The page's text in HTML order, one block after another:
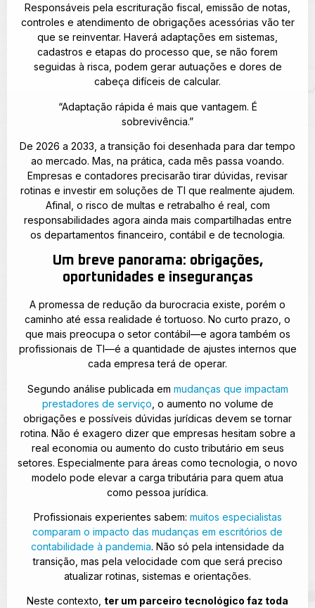
Responsáveis pela escrituração fiscal, emissão de notas,
controles e atendimento de obrigações acessórias vão ter
que se reinventar. Haverá adaptações em sistemas,
cadastros e etapas do processo que, se não forem
seguidas à risca, podem gerar autuações e dores de
cabeça difíceis de calcular.
“Adaptação rápida é mais que vantagem. É
sobrevivência.”
De 2026 a 2033, a transição foi desenhada para dar tempo
ao mercado. Mas, na prática, cada mês passa voando.
Empresas e contadores precisarão tirar dúvidas, revisar
rotinas e investir em soluções de TI que realmente ajudem.
Afinal, o risco de multas e retrabalho é real, com
responsabilidades agora ainda mais compartilhadas entre
os departamentos financeiro, contábil e de tecnologia.
Um breve panorama: obrigações,
oportunidades e inseguranças
A promessa de redução da burocracia existe, porém o
caminho até essa realidade é tortuoso. No curto prazo, o
que mais preocupa o setor contábil—e agora também os
profissionais de TI—é a quantidade de ajustes internos que
cada empresa terá de operar.
Segundo análise publicada em mudanças que impactam
prestadores de serviço , o aumento no volume de
obrigações e possíveis dúvidas jurídicas devem se tornar
rotina. Não é exagero dizer que empresas hesitam sobre a
real economia ou aumento do custo tributário em seus
setores. Especialmente para áreas como tecnologia, o novo
modelo pode elevar a carga tributária para quem atua
como pessoa jurídica.
Profissionais experientes sabem: muitos especialistas
comparam o impacto das mudanças em escritórios de
contabilidade à pandemia. Não só pela intensidade da
transição, mas pela velocidade com que será preciso
atualizar rotinas, sistemas e orientações.
Neste contexto, ter um parceiro tecnológico faz toda